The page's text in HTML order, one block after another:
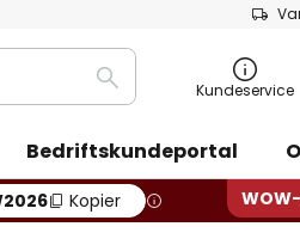
Søk Kundeservice
Bedriftskundeportal
Kopier